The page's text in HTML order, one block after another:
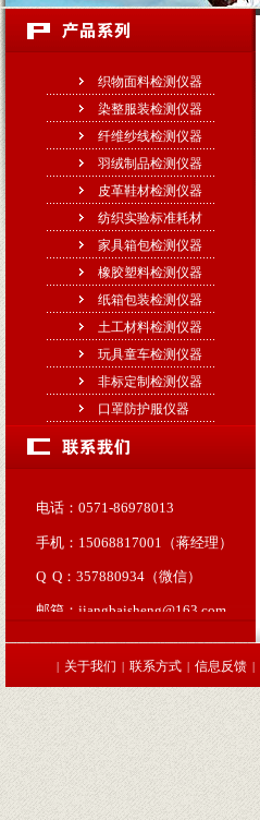
织物面料检测仪器
染整服装检测仪器
纤维纱线检测仪器
羽绒制品检测仪器
皮革鞋材检测仪器
纺织实验标准耗材
家具箱包检测仪器
橡胶塑料检测仪器
纸箱包装检测仪器
土工材料检测仪器
玩具童车检测仪器
非标定制检测仪器
口罩防护服仪器
电话：0571-86978013
手机：15068817001（蒋经理）
Q Q：357880934（微信）
邮箱：jiangbaisheng@163.com
| 关于我们 | 联系方式 | 信息反馈 |